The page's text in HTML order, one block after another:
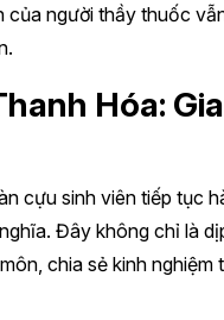
người thầy thuốc
Hóa:
cựu sinh viên tiếp tục
Đây không chỉ là
chia sẻ kinh